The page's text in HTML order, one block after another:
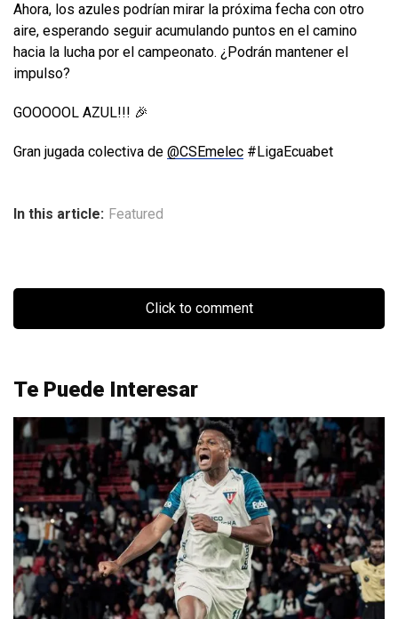
Ahora, los azules podrían mirar la próxima fecha con otro
aire, esperando seguir acumulando puntos en el camino
hacia la lucha por el campeonato. ¿Podrán mantener el
impulso?
GOOOOOL AZUL!!! 🎉
Gran jugada colectiva de @CSEmelec #LigaEcuabet
In this article: Featured
Click to comment
Te Puede Interesar